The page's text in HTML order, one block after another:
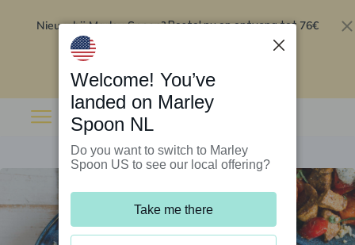
Nieuw bij Marley Spoon?Bestel nu en ontvang tot 76€
Welcome! You’ve
landed on Marley
Spoon NL
Do you want to switch to Marley
Spoon US to see our local offering?
Take me there